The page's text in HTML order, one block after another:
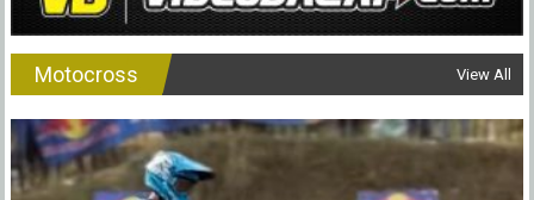
Motocross View All